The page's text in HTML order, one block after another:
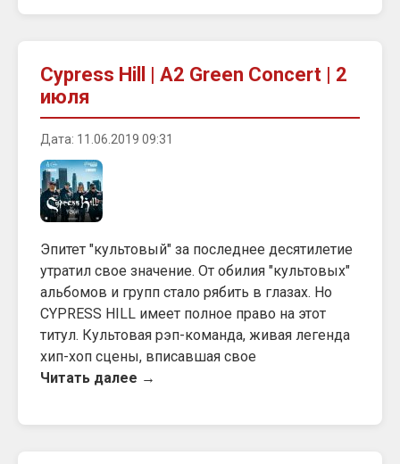
Cypress Hill | A2 Green Concert | 2
июля
Дата: 11.06.2019 09:31
Эпитет "культовый" за последнее десятилетие
утратил свое значение. От обилия "культовых"
альбомов и групп стало рябить в глазах. Но
CYPRESS HILL имеет полное право на этот
титул. Культовая рэп-команда, живая легенда
хип-хоп сцены, вписавшая свое
Читать далее →